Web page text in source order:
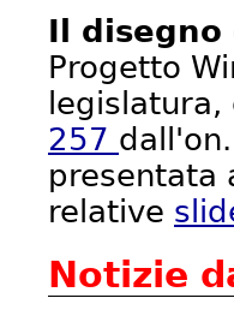
Il disegno
Progetto
257
presentata
relative
Notizie